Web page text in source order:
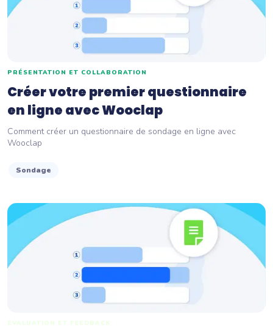
PRÉSENTATION ET COLLABORATION
Créer votre premier questionnaire
en ligne avec Wooclap
Comment créer un questionnaire de sondage en ligne avec
Wooclap
Sondage
ÉVALUATION ET FEEDBACK